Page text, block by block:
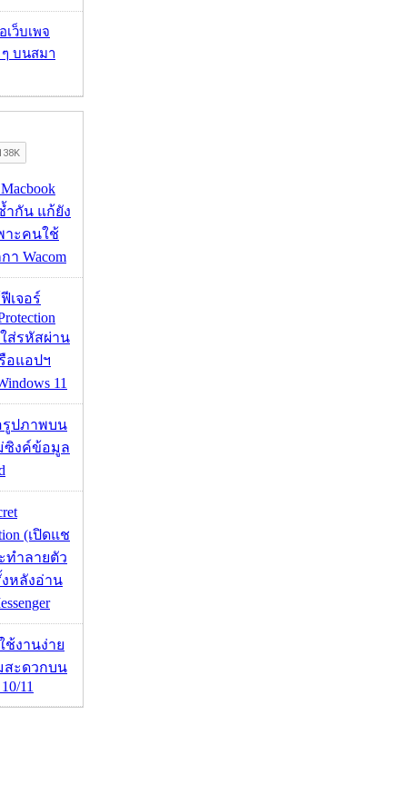
ว็บเพจ
บนสมา
ำกัน แก้ยัง
าะคนใช้
า Wacom
เจอร์
ส่รหัสผ่าน
อแอปฯ
11
รูปภาพบน
ซิงค์ข้อมูล
(เปิดแช
ทำลายตัว
หลังอ่าน
ช้งานง่าย
สะดวกบน
11